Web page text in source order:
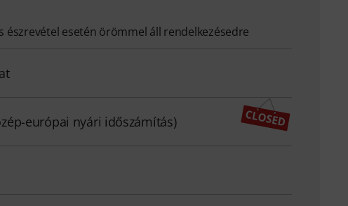
észrevétel esetén örömmel áll rendelkezésedre
európai nyári időszámítás)